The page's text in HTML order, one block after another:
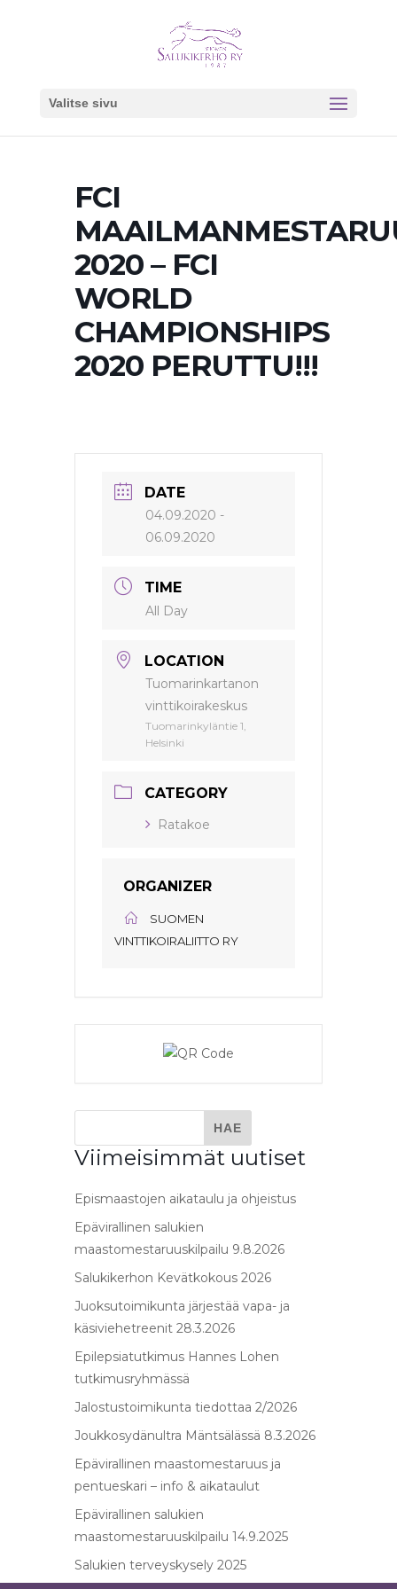
Valitse sivu
FCI
2020 – FCI
WORLD
CHAMPIONSHIPS
2020 PERUTTU!!!
DATE
04.09.2020 -
06.09.2020
TIME
All Day
LOCATION
Tuomarinkartanon
vinttikoirakeskus
Tuomarinkyläntie 1,
Helsinki
CATEGORY
Ratakoe
ORGANIZER
SUOMEN
VINTTIKOIRALIITTO RY
Viimeisimmät uutiset
Epismaastojen aikataulu ja ohjeistus
Epävirallinen salukien
maastomestaruuskilpailu 9.8.2026
Salukikerhon Kevätkokous 2026
Juoksutoimikunta järjestää vapa- ja
käsiviehetreenit 28.3.2026
Epilepsiatutkimus Hannes Lohen
tutkimusryhmässä
Jalostustoimikunta tiedottaa 2/2026
Joukkosydänultra Mäntsälässä 8.3.2026
Epävirallinen maastomestaruus ja
pentueskari – info & aikataulut
Epävirallinen salukien
maastomestaruuskilpailu 14.9.2025
Salukien terveyskysely 2025